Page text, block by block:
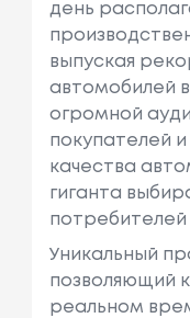
день
выпуская
автомобилей в
огромной
покупателей
качества
гиганта
потребителей
Уникальный
позволяющий
реальном